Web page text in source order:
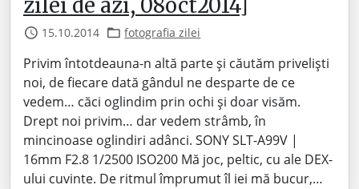
zilei de azi, 08oct2014]
15.10.2014 fotografia zilei
Privim întotdeauna-n altă parte și căutăm priveliști
noi, de fiecare dată gândul ne desparte de ce
vedem… căci oglindim prin ochi și doar visăm.
Drept noi privim… dar vedem strâmb, în
mincinoase oglindiri adânci. SONY SLT-A99V |
16mm F2.8 1/2500 ISO200 Mă joc, peltic, cu ale DEX-
ului cuvinte. De ritmul împrumut îl iei mă bucur,…